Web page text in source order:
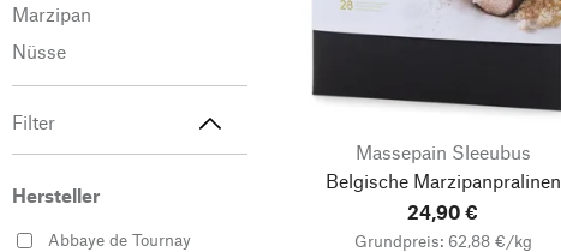
Marzipan
Nüsse
Filter
Hersteller
Abbaye de Tournay
Massepain Sleeubus
Belgische Marzipanpralinen
24,90 €
Grundpreis: 62,88 €/kg